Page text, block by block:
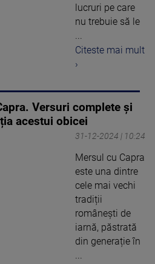
lucruri pe care
nu trebuie să le
...
Citeste mai mult
›
Versuri complete și
acestui obicei
31-12-2024 | 10:24
Mersul cu Capra
este una dintre
cele mai vechi
tradiții
românești de
iarnă, păstrată
din generație în
...